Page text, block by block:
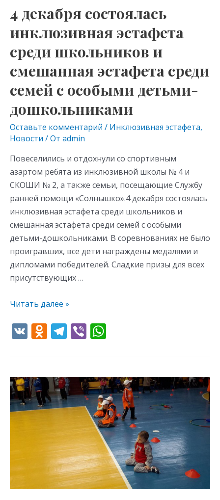
4 декабря состоялась
инклюзивная эстафета
среди школьников и
смешанная эстафета среди
семей с особыми детьми-
дошкольниками
Оставьте комментарий / Инклюзивная эстафета,
Новости / От admin
Повеселились и отдохнули со спортивным
азартом ребята из инклюзивной школы № 4 и
СКОШИ № 2, а также семьи, посещающие Службу
ранней помощи «Солнышко».4 декабря состоялась
инклюзивная эстафета среди школьников и
смешанная эстафета среди семей с особыми
детьми-дошкольниками. В соревнованиях не было
проигравших, все дети награждены медалями и
дипломами победителей. Сладкие призы для всех
присутствующих …
с
особыми
дошкольниками
Читать далее »
V O
n
o
kl
as
ni
ki
T
e
gr
a
m
Vi
er at
s
A
p
p
Открытие
Республиканского
спортивного